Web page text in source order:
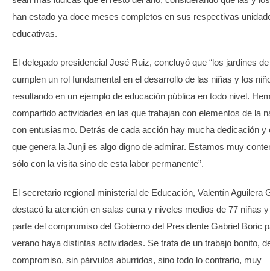
han estado ya doce meses completos en sus respectivas
educativas.
El delegado presidencial José Ruiz, concluyó que “los jardines
cumplen un rol fundamental en el desarrollo de las niñas y los
resultando en un ejemplo de educación pública en todo nivel.
compartido actividades en las que trabajan con elementos de la
con entusiasmo. Detrás de cada acción hay mucha dedicación y
que genera la Junji es algo digno de admirar. Estamos muy
sólo con la visita sino de esta labor permanente”.
El secretario regional ministerial de Educación, Valentín Aguilera
destacó la atención en salas cuna y niveles medios de 77 niñas y
parte del compromiso del Gobierno del Presidente Gabriel Boric
verano haya distintas actividades. Se trata de un trabajo bonito,
compromiso, sin párvulos aburridos, sino todo lo contrario, muy